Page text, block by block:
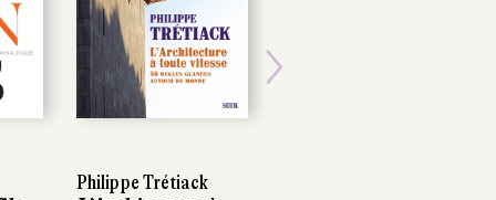
Philippe Trétiack